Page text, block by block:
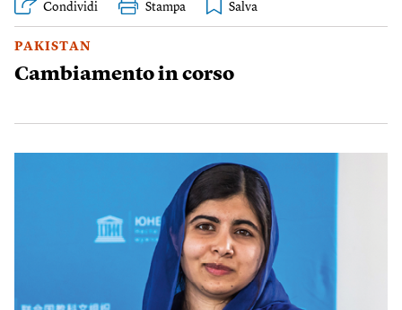
Condividi Stampa
PAKISTAN
Cambiamento in corso